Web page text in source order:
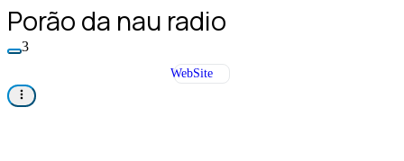
Porão da nau radio
3
WebSite